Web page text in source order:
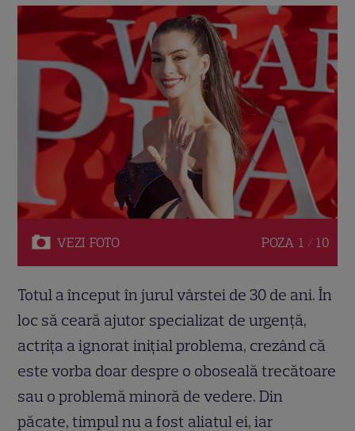
VEZI FOTO POZA 1 / 10
Totul a început în jurul vârstei de 30 de ani. În
loc să ceară ajutor specializat de urgență,
actrița a ignorat inițial problema, crezând că
este vorba doar despre o oboseală trecătoare
sau o problemă minoră de vedere. Din
păcate, timpul nu a fost aliatul ei, iar